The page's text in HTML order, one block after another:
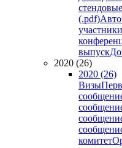
(.pdf)
участники
выпуск
2020 (26)
2020 (26)
Визы
комитет